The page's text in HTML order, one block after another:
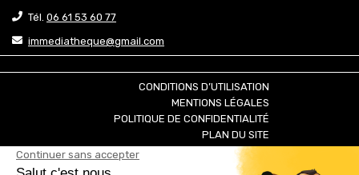
Tél. 06 61 53 60 77
immediatheque@gmail.com
CONDITIONS D’UTILISATION
MENTIONS LÉGALES
POLITIQUE DE CONFIDENTIALITÉ
PLAN DU SITE